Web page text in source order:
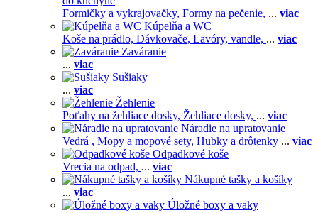
Formičky a vykrajovačky, Formy na pečenie, ... viac
Kúpelňa a WC
Koše na prádlo, Dávkovače, Lavóry, vandle, ... viac
Zaváranie
... viac
Sušiaky
... viac
Žehlenie
Poťahy na žehliace dosky, Žehliace dosky, ... viac
Náradie na upratovanie
Vedrá , Mopy a mopové sety, Hubky a drôtenky ... viac
Odpadkové koše
Vrecia na odpad, ... viac
Nákupné tašky a košíky
... viac
Úložné boxy a vaky